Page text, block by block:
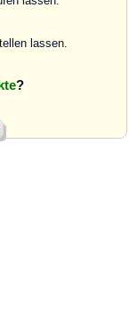
lassen.
?